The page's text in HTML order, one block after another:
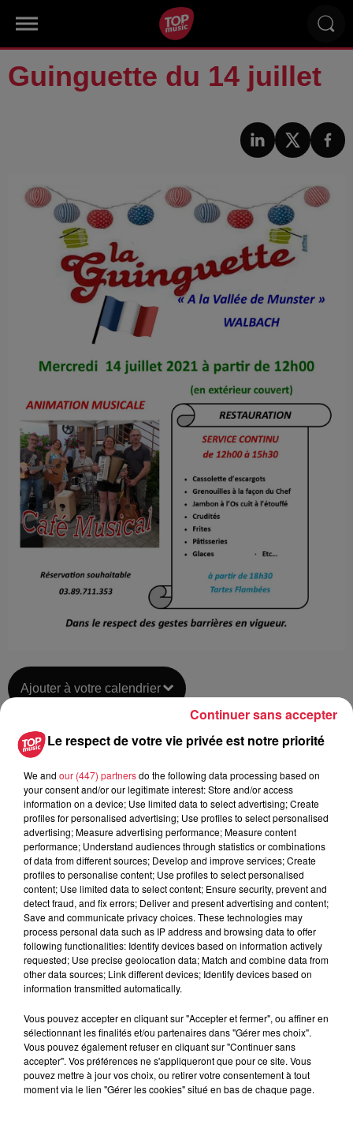
Guinguette du 14 juillet
Ajouter à votre calendrier
6 juillet 2021 à 0h00
au6 juillet 2021 à 0h00
Lieu Walbach 68230
Organisateur
Laurence BRAESCH
0389711353
laurence.braesch@wanadoo.fr
Tarif Gratuit
Le respect de votre vie privée est notre priorité
We and our (447) partnersdo the following data processing based on
your consent and/or our legitimate interest: Store and/or access
information on a device; Use limited data to select advertising; Create
profiles for personalised advertising; Use profiles to select personalised
advertising; Measure advertising performance; Measure content
performance; Understand audiences through statistics or combinations
of data from different sources; Develop and improve services; Create
profiles to personalise content; Use profiles to select personalised
content; Use limited data to select content; Ensure security, prevent and
detect fraud, and fix errors; Deliver and present advertising and content;
Save and communicate privacy choices. These technologies may
process personal data such as IP address and browsing data to offer
following functionalities: Identify devices based on information actively
requested; Use precise geolocation data; Match and combine data from
other data sources; Link different devices; Identify devices based on
information transmitted automatically.
Vous pouvez accepter en cliquant sur "Accepter et fermer", ou affiner en
sélectionnant les finalités et/ou partenaires dans "Gérer mes choix".
Vous pouvez également refuser en cliquant sur "Continuer sans
accepter". Vos préférences ne s'appliqueront que pour ce site. Vous
pouvez mettre à jour vos choix, ou retirer votre consentement à tout
moment via le lien "Gérer les cookies" situé en bas de chaque page.
Continuer sans accepter